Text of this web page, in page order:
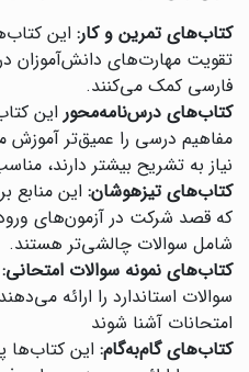
کتاب‌های تمرین و کار: این
تقویت مهارت‌های دانش‌آموزان
فارسی کمک می‌کنند.
کتاب‌های درس‌نامه‌محور این
مفاهیم درسی را عمیق‌تر آموزش
نیاز به تشریح بیشتر دارند،
کتاب‌های تیزهوشان: این منابع
که قصد شرکت در آزمون‌های
شامل سوالات چالشی‌تر هستند.
کتاب‌های نمونه سوالات امتحانی:
سوالات استاندارد را ارائه
امتحانات آشنا شوند
کتاب‌های گام‌به‌گام: این